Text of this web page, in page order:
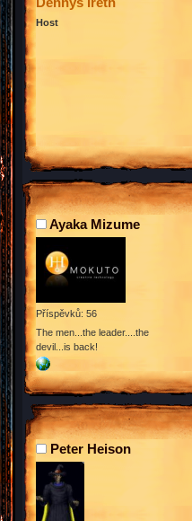
Host
Ayaka Mizume
Příspěvků: 56
The men...the leader....the
devil...is back!
Peter Heison